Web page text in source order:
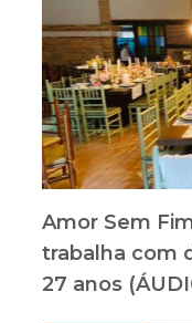
Amor Sem
trabalha com
27 anos